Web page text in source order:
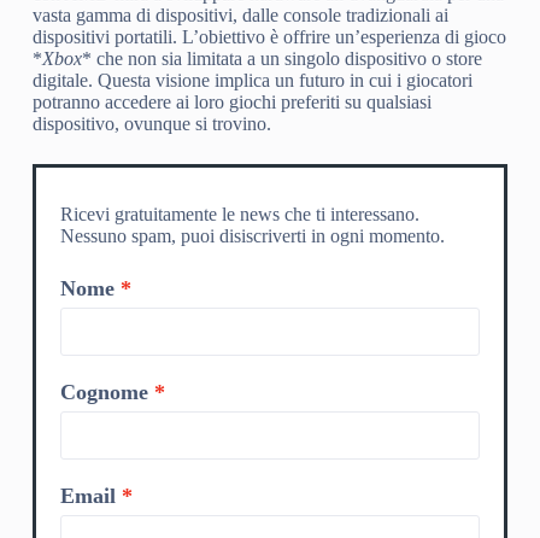
vasta gamma di dispositivi, dalle console tradizionali ai
dispositivi portatili. L’obiettivo è offrire un’esperienza di gioco
*Xbox* che non sia limitata a un singolo dispositivo o store
digitale. Questa visione implica un futuro in cui i giocatori
potranno accedere ai loro giochi preferiti su qualsiasi
dispositivo, ovunque si trovino.
Ricevi gratuitamente le news che ti interessano.
Nessuno spam, puoi disiscriverti in ogni momento.
Nome
Cognome
Email